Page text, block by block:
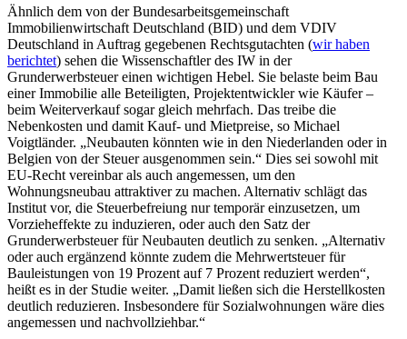
Ähnlich dem von der Bundesarbeitsgemeinschaft
Immobilienwirtschaft Deutschland (BID) und dem VDIV
Deutschland in Auftrag gegebenen Rechtsgutachten (wir haben
berichtet) sehen die Wissenschaftler des IW in der
Grunderwerbsteuer einen wichtigen Hebel. Sie belaste beim Bau
einer Immobilie alle Beteiligten, Projektentwickler wie Käufer –
beim Weiterverkauf sogar gleich mehrfach. Das treibe die
Nebenkosten und damit Kauf- und Mietpreise, so Michael
Voigtländer. „Neubauten könnten wie in den Niederlanden oder in
Belgien von der Steuer ausgenommen sein.“ Dies sei sowohl mit
EU-Recht vereinbar als auch angemessen, um den
Wohnungsneubau attraktiver zu machen. Alternativ schlägt das
Institut vor, die Steuerbefreiung nur temporär einzusetzen, um
Vorzieheffekte zu induzieren, oder auch den Satz der
Grunderwerbsteuer für Neubauten deutlich zu senken. „Alternativ
oder auch ergänzend könnte zudem die Mehrwertsteuer für
Bauleistungen von 19 Prozent auf 7 Prozent reduziert werden“,
heißt es in der Studie weiter. „Damit ließen sich die Herstellkosten
deutlich reduzieren. Insbesondere für Sozialwohnungen wäre dies
angemessen und nachvollziehbar.“